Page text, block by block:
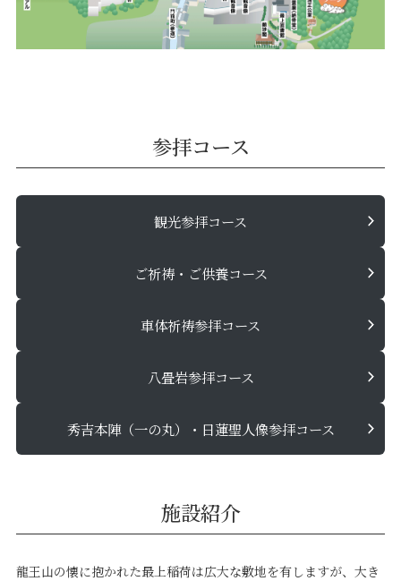
参拝コース
観光参拝コース
ご祈祷・ご供養コース
車体祈祷参拝コース
八畳岩参拝コース
秀吉本陣（一の丸）・日蓮聖人像参拝コース
施設紹介
龍王山の懐に抱かれた最上稲荷は広大な敷地を有しますが、大き